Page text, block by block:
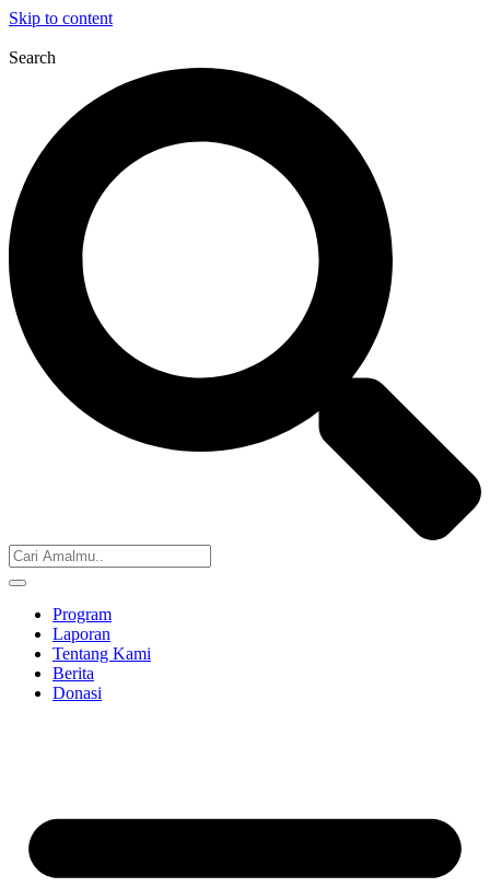
Skip to content
Search
Program
Laporan
Tentang Kami
Berita
Donasi